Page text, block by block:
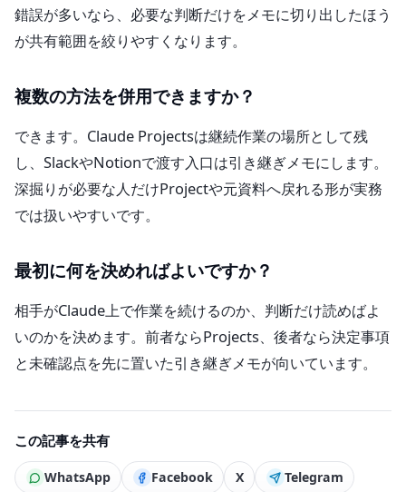
錯誤が多いなら、必要な判断だけをメモに切り出したほう
が共有範囲を絞りやすくなります。
複数の方法を併用できますか？
できます。Claude Projectsは継続作業の場所として残
し、SlackやNotionで渡す入口は引き継ぎメモにします。
深掘りが必要な人だけProjectや元資料へ戻れる形が実務
では扱いやすいです。
最初に何を決めればよいですか？
相手がClaude上で作業を続けるのか、判断だけ読めばよ
いのかを決めます。前者ならProjects、後者なら決定事項
と未確認点を先に置いた引き継ぎメモが向いています。
この記事を共有
WhatsApp Facebook X
Telegram